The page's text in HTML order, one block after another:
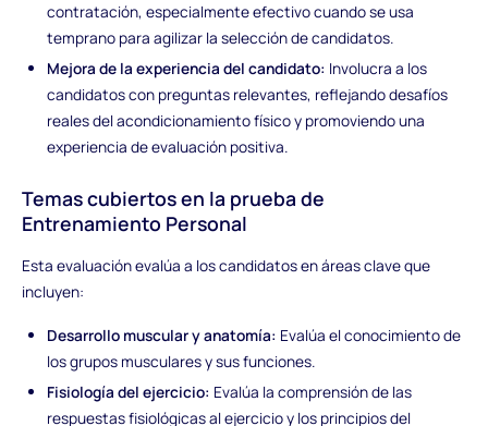
contratación, especialmente efectivo cuando se usa
temprano para agilizar la selección de candidatos.
Mejora de la experiencia del candidato: Involucra a los
candidatos con preguntas relevantes, reflejando desafíos
reales del acondicionamiento físico y promoviendo una
experiencia de evaluación positiva.
Temas cubiertos en la prueba de
Entrenamiento Personal
Esta evaluación evalúa a los candidatos en áreas clave que
incluyen:
Desarrollo muscular y anatomía: Evalúa el conocimiento de
los grupos musculares y sus funciones.
Fisiología del ejercicio: Evalúa la comprensión de las
respuestas fisiológicas al ejercicio y los principios del